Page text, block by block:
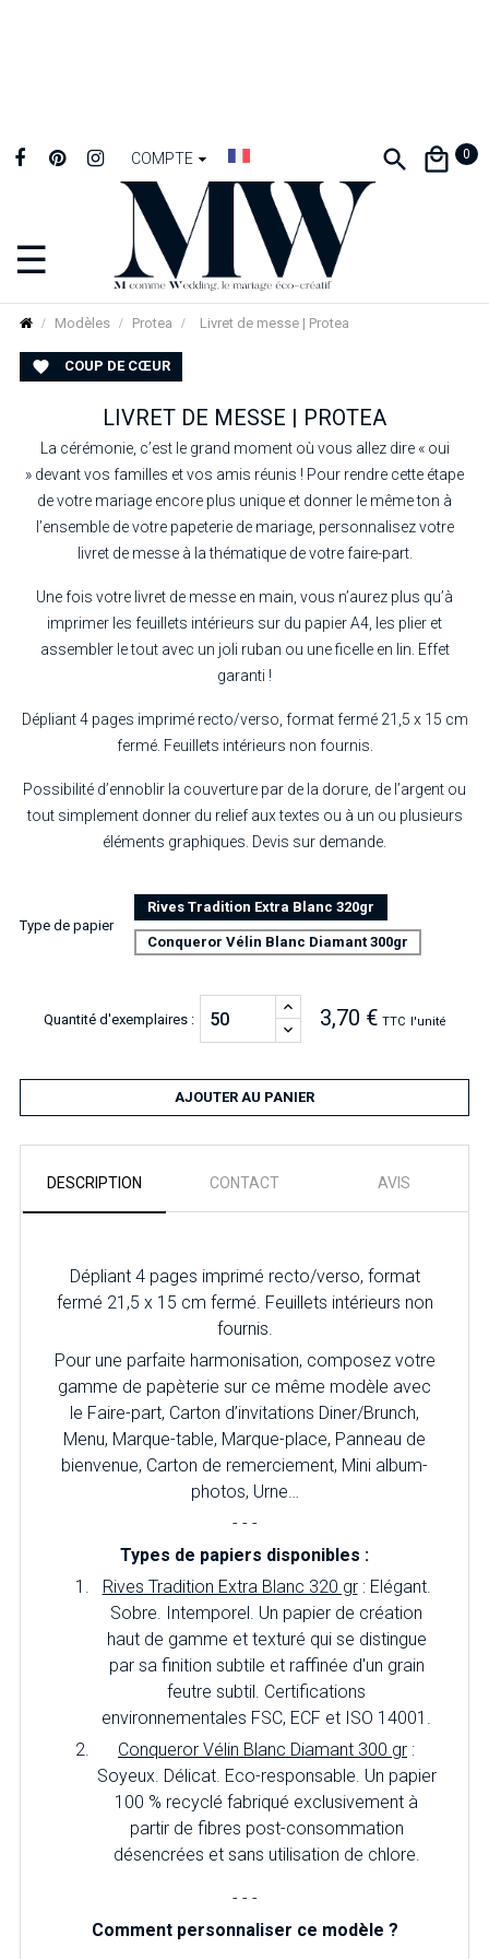
COMPTE 0
Basculer
la
navigation
☰
Modèles Protea Livret de messe | Protea
 COUP DE CŒUR
LIVRET DE MESSE | PROTEA
La cérémonie, c’est le grand moment où vous allez dire « oui
» devant vos familles et vos amis réunis ! Pour rendre cette étape
de votre mariage encore plus unique et donner le même ton à
l’ensemble de votre papeterie de mariage, personnalisez votre
livret de messe à la thématique de votre faire-part.
Une fois votre livret de messe en main, vous n’aurez plus qu’à
imprimer les feuillets intérieurs sur du papier A4, les plier et
assembler le tout avec un joli ruban ou une ficelle en lin. Effet
garanti !
Dépliant 4 pages imprimé recto/verso, format fermé 21,5 x 15 cm
fermé. Feuillets intérieurs non fournis.
Possibilité d’ennoblir la couverture par de la dorure, de l’argent ou
tout simplement donner du relief aux textes ou à un ou plusieurs
éléments graphiques. Devis sur demande.
Type de papier
Rives Tradition Extra Blanc 320gr
Conqueror Vélin Blanc Diamant 300gr
Quantité d'exemplaires : 3,70 € TTC l'unité
AJOUTER AU PANIER
DESCRIPTION CONTACT AVIS
Dépliant 4 pages imprimé recto/verso, format
fermé 21,5 x 15 cm fermé. Feuillets intérieurs non
fournis.
Pour une parfaite harmonisation, composez votre
gamme de papèterie sur ce même modèle avec
le Faire-part, Carton d’invitations Diner/Brunch,
Menu, Marque-table, Marque-place, Panneau de
bienvenue, Carton de remerciement, Mini album-
photos, Urne…
- - -
Types de papiers disponibles :
Rives Tradition Extra Blanc 320 gr: Elégant.
Sobre. Intemporel. Un papier de création
haut de gamme et texturé qui se distingue
par sa finition subtile et raffinée d'un grain
feutre subtil. Certifications
environnementales FSC, ECF et ISO 14001.
Conqueror Vélin Blanc Diamant 300 gr :
Soyeux. Délicat. Eco-responsable. Un papier
100 % recyclé fabriqué exclusivement à
partir de fibres post-consommation
désencrées et sans utilisation de chlore.
- - -
Comment personnaliser ce modèle ?